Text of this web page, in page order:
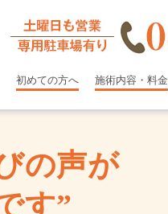
初めての方へ 施術内容・料金
の声が
す”